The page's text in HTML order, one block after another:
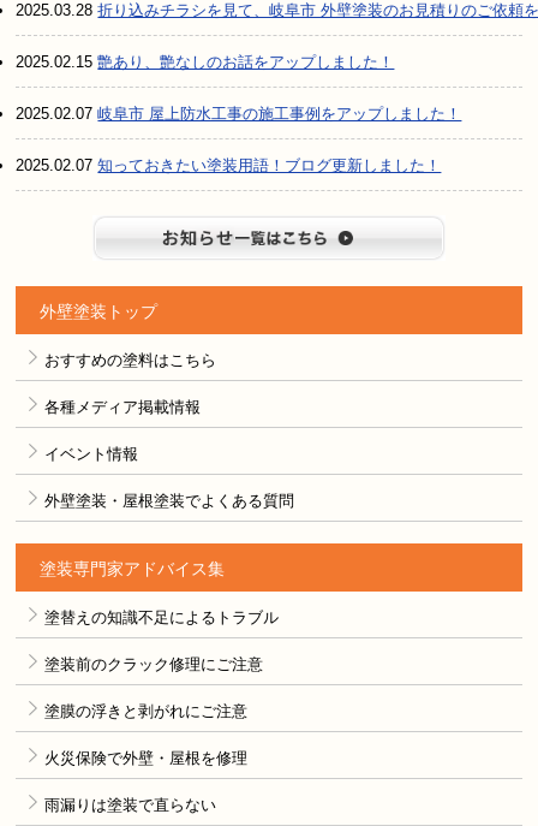
2025.03.28折り込みチラシを見て、岐阜市 外壁塗装のお見積りのご依頼
2025.02.15艶あり、艶なしのお話をアップしました！
2025.02.07岐阜市 屋上防水工事の施工事例をアップしました！
2025.02.07知っておきたい塗装用語！ブログ更新しました！
外壁塗装トップ
おすすめの塗料はこちら
各種メディア掲載情報
イベント情報
外壁塗装・屋根塗装でよくある質問
塗装専門家アドバイス集
塗替えの知識不足によるトラブル
塗装前のクラック修理にご注意
塗膜の浮きと剥がれにご注意
火災保険で外壁・屋根を修理
雨漏りは塗装で直らない